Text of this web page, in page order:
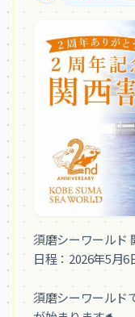
須磨シーワールド
日程：2026年5月
須磨シーワールド